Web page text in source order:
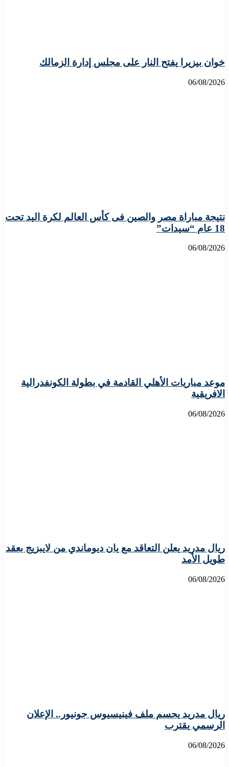
خوان بيزيرا يفتح النار على مجلس إدارة الزمالك
06/08/2026
نتيجة مباراة مصر والصين فى كأس العالم لكرة اليد تحت
18 عام “سيدات”
06/08/2026
موعد مباريات الأهلي القادمة في بطولة الكونفدرالية
الافريقية
06/08/2026
ريال مدريد يعلن التعاقد مع يان ديوماندي من لايبزيج بعقد
طويل الأمد
06/08/2026
ريال مدريد يحسم ملف فينيسيوس جونيور.. الإعلان
الرسمي يقترب
06/08/2026